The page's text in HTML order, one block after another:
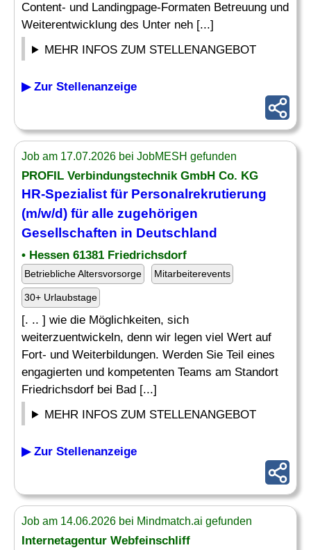
Content- und Landingpage-Formaten Betreuung und
Weiterentwicklung des Unter neh [...]
MEHR INFOS ZUM STELLENANGEBOT
▶ Zur Stellenanzeige
Job am 17.07.2026 bei JobMESH gefunden
PROFIL Verbindungstechnik GmbH Co. KG
HR-Spezialist für Personalrekrutierung
(m/w/d) für alle zugehörigen
Gesellschaften in Deutschland
• Hessen 61381 Friedrichsdorf
Betriebliche Altersvorsorge Mitarbeiterevents
30+ Urlaubstage
[. .. ] wie die Möglichkeiten, sich
weiterzuentwickeln, denn wir legen viel Wert auf
Fort- und Weiterbildungen. Werden Sie Teil eines
engagierten und kompetenten Teams am Standort
Friedrichsdorf bei Bad [...]
MEHR INFOS ZUM STELLENANGEBOT
▶ Zur Stellenanzeige
Job am 14.06.2026 bei Mindmatch.ai gefunden
Internetagentur Webfeinschliff